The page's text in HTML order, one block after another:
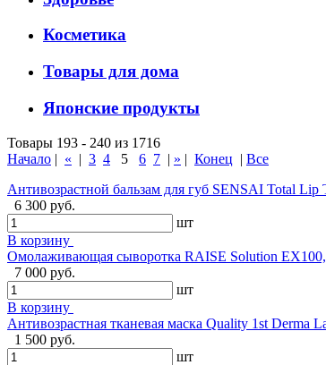
Косметика
Товары для дома
Японские продукты
Товары 193 - 240 из 1716
Начало | « | 3 4 5 6 7 | » | Конец | Все
Антивозрастной бальзам для губ SENSAI Total Lip
6 300 руб.
шт
В корзину
Омолаживающая сыворотка RAISE Solution
7 000 руб.
шт
В корзину
Антивозрастная тканевая маска Quality 1st Derma
1 500 руб.
шт